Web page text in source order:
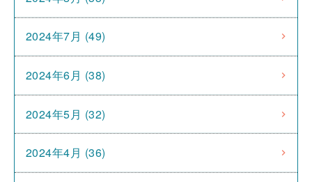
2024年7月 (49)
2024年6月 (38)
2024年5月 (32)
2024年4月 (36)